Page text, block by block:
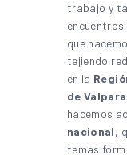
trabajo y
que
tejiendo
en la
de
hacemos
nacional,
temas